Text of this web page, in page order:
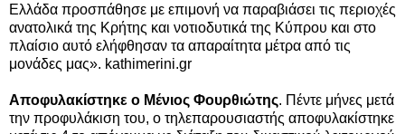
Ελλάδα προσπάθησε με επιμονή να παραβιάσει τις περιοχές
ανατολικά της Κρήτης και νοτιοδυτικά της Κύπρου και στο
πλαίσιο αυτό ελήφθησαν τα απαραίτητα μέτρα από τις
μονάδες μας». kathimerini.gr
Αποφυλακίστηκε ο Μένιος Φουρθιώτης. Πέντε μήνες μετά
την προφυλάκιση του, ο τηλεπαρουσιαστής αποφυλακίστηκε